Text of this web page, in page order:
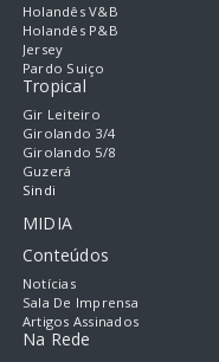
Holandês V&B
Holandês P&B
Jersey
Pardo Suiço
Tropical
Gir Leiteiro
Girolando 3/4
Girolando 5/8
Guzerá
Sindi
MIDIA
Conteúdos
Notícias
Sala De Imprensa
Artigos Assinados
Na Rede